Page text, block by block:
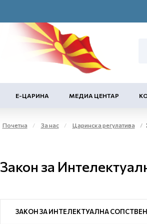
Е-ЦАРИНА МЕДИА ЦЕНТАР
Почетна За нас Царинска регулатива
Закон за
ЗАКОН ЗА ИНТЕЛЕКТУАЛНА